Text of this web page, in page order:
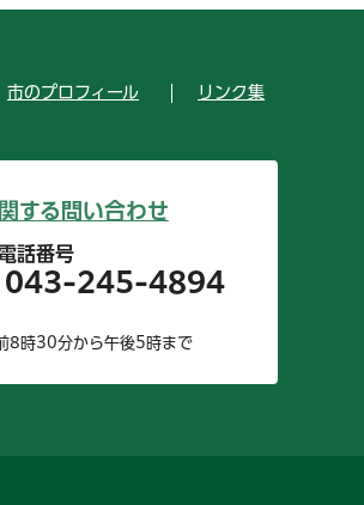
市のプロフィール リンク集
する問い合わせ
話番号
043-245-4894
8時30分から午後5時まで